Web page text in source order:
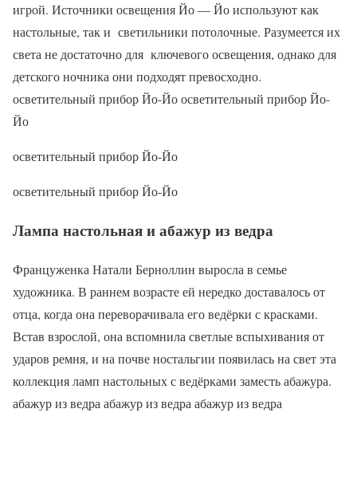
игрой. Источники освещения Йо — Йо используют как
настольные, так и светильники потолочные. Разумеется их
света не достаточно для ключевого освещения, однако для
детского ночника они подходят превосходно.
осветительный прибор Йо-Йо осветительный прибор Йо-
Йо
осветительный прибор Йо-Йо
осветительный прибор Йо-Йо
Лампа настольная и абажур из ведра
Француженка Натали Берноллин выросла в семье
художника. В раннем возрасте ей нередко доставалось от
отца, когда она переворачивала его ведёрки с красками.
Встав взрослой, она вспомнила светлые вспыхивания от
ударов ремня, и на почве ностальгии появилась на свет эта
коллекция ламп настольных с ведёрками заместь абажура.
абажур из ведра абажур из ведра абажур из ведра